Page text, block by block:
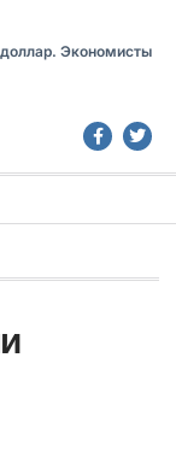
Экономисты